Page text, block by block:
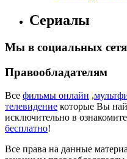
Сериалы
Мы в социальных
Правообладателям
Все фильмы онлайн ,
телевидение которые Вы
исключительно в
бесплатно!
Все права на данные